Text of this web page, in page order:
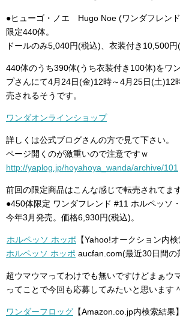
●ヒューゴ・ノエ Hugo Noe (ワンダフレン
限定440体。
ドールのみ5,040円(税込)、衣装付き10,500円(
440体のうち390体(うち衣装付き100体)をワ
プさんにて4月24日(金)12時～4月25日(土)12
売されるそうです。
ワンダオンラインショップ
詳しくは公式ブログさんの方で見て下さい。
ページ開くのが激重いので注意ですｗ
http://yaplog.jp/hoyahoya_wanda/archive/101
前回の限定商品はこんな感じで転売されてま
●450体限定 ワンダフレンド #11 ホルペッソ
今年3月発売。価格6,930円(税込)。
ホルペッソ ホッポ 【Yahoo!オークション内検
ホルペッソ ホッポ aucfan.com(最近30日間の
超ウマウマってわけでも無いですけどまぁウ
ってことで今回も応募してみたいと思います
ワンダーフロッグ 【Amazon.co.jp内検索結果】